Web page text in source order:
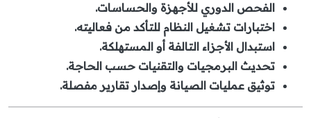
الفحص الدوري للأجهزة والحساسات.
اختبارات تشغيل النظام للتأكد من فعاليته.
استبدال الأجزاء التالفة أو المستهلكة.
تحديث البرمجيات والتقنيات حسب الحاجة.
توثيق عمليات الصيانة وإصدار تقارير مفصلة.